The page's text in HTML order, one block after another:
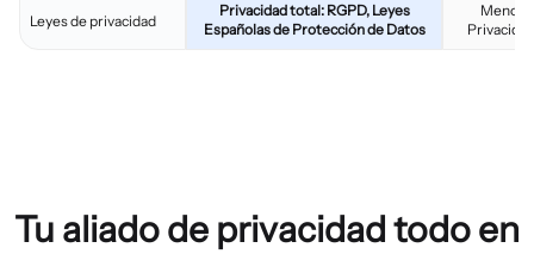
Leyes de privacidad
Privacidad total: RGPD, Leyes
Españolas de Protección de Datos
Menor
Tu aliado de privacidad todo en